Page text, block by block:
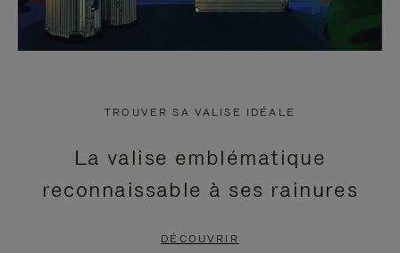
TROUVER SA VALISE IDÉALE
La valise emblématique
reconnaissable à ses rainures
DÉCOUVRIR